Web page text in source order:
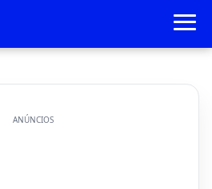
ANÚNCIOS